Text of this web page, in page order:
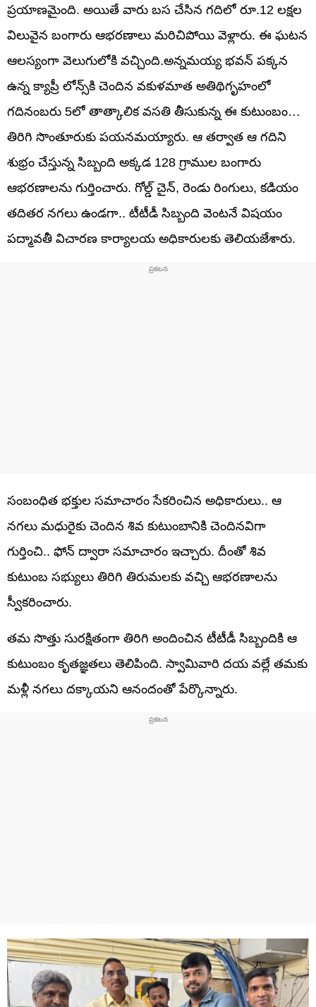
ప్రయాణమైంది. అయితే వారు బస చేసిన గదిలో రూ.12 లక్షల
విలువైన బంగారు ఆభరణాలు మరిచిపోయి వెళ్లారు. ఈ ఘటన
ఆలస్యంగా వెలుగులోకి వచ్చింది.అన్నమయ్య భవన్ పక్కన
ఉన్న క్యాప్రీ లోన్స్‌కి చెందిన వకుళమాత అతిథిగృహంలో
గదినంబరు 5లో తాత్కాలిక వసతి తీసుకున్న ఈ కుటుంబం…
తిరిగి సొంతూరుకు పయనమయ్యారు. ఆ తర్వాత ఆ గదిని
శుభ్రం చేస్తున్న సిబ్బంది అక్కడ 128 గ్రాముల బంగారు
ఆభరణాలను గుర్తించారు. గోల్డ్ చైన్, రెండు రింగులు, కడియం
తదితర నగలు ఉండగా.. టీటీడీ సిబ్బంది వెంటనే విషయం
పద్మావతీ విచారణ కార్యాలయ అధికారులకు తెలియజేశారు.
సంబంధిత భక్తుల సమాచారం సేకరించిన అధికారులు.. ఆ
నగలు మధురైకు చెందిన శివ కుటుంబానికి చెందినవిగా
గుర్తించి.. ఫోన్ ద్వారా సమాచారం ఇచ్చారు. దీంతో శివ
కుటుంబ సభ్యులు తిరిగి తిరుమలకు వచ్చి ఆభరణాలను
స్వీకరించారు.
తమ సొత్తు సురక్షితంగా తిరిగి అందించిన టీటీడీ సిబ్బందికి ఆ
కుటుంబం కృతజ్ఞతలు తెలిపింది. స్వామివారి దయ వల్లే తమకు
మళ్లీ నగలు దక్కాయని ఆనందంతో పేర్కొన్నారు.